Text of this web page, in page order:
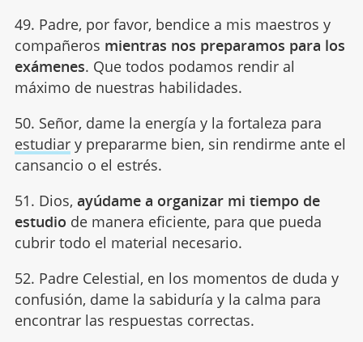
49. Padre, por favor, bendice a mis maestros y
compañeros mientras nos preparamos para los
exámenes. Que todos podamos rendir al
máximo de nuestras habilidades.
50. Señor, dame la energía y la fortaleza para
estudiary prepararme bien, sin rendirme ante el
cansancio o el estrés.
51. Dios, ayúdame a organizar mi tiempo de
estudio de manera eficiente, para que pueda
cubrir todo el material necesario.
52. Padre Celestial, en los momentos de duda y
confusión, dame la sabiduría y la calma para
encontrar las respuestas correctas.